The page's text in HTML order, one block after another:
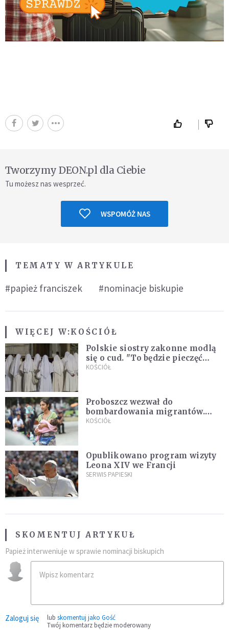
Tworzymy DEON.pl dla Ciebie
Tu możesz nas wesprzeć.
WSPOMÓŻ NAS
TEMATY W ARTYKULE
#papież franciszek #nominacje biskupie
WIĘCEJ W:KOŚCIÓŁ
Polskie siostry zakonne modlą
się o cud. "To będzie pieczęć
Pana Boga dla naszej wiary"
KOŚCIÓŁ
Proboszcz wezwał do
bombardowania migrantów.
"Masowy ogień przeciwko
KOŚCIÓŁ
Opublikowano program wizyty
Leona XIV we Francji
SERWIS PAPIESKI
SKOMENTUJ ARTYKUŁ
Papież interweniuje w sprawie nominacji biskupich
Zaloguj się lub skomentuj jako Gość
Twój komentarz będzie moderowany